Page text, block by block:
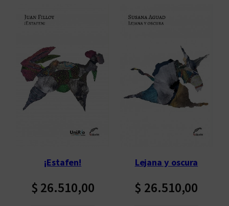
¡Estafen!
$ 26.510,00
Lejana y oscura
$ 26.510,00